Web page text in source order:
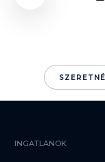
INGATLANOK